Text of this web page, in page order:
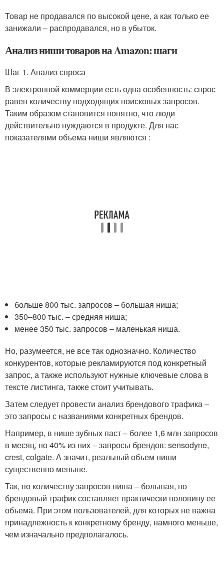
Товар не продавался по высокой цене, а как только ее
занижали – распродавался, но в убыток.
Анализ ниши товаров на Amazon: шаги
Шаг 1. Анализ спроса
В электронной коммерции есть одна особенность: спрос
равен количеству подходящих поисковых запросов.
Таким образом становится понятно, что люди
действительно нуждаются в продукте. Для нас
показателями объема ниши являются :
больше 800 тыс. запросов – большая ниша;
350–800 тыс. – средняя ниша;
менее 350 тыс. запросов – маленькая ниша.
Но, разумеется, не все так однозначно. Количество
конкурентов, которые рекламируются под конкретный
запрос, а также используют нужные ключевые слова в
тексте листинга, также стоит учитывать.
Затем следует провести анализ брендового трафика –
это запросы с названиями конкретных брендов.
Например, в нише зубных паст – более 1,6 млн запросов
в месяц, но 40% из них – запросы брендов: sensodyne,
crest, colgate. А значит, реальный объем ниши
существенно меньше.
Так, по количеству запросов ниша – большая, но
брендовый трафик составляет практически половину ее
объема. При этом пользователей, для которых не важна
принадлежность к конкретному бренду, намного меньше,
чем изначально предполагалось.